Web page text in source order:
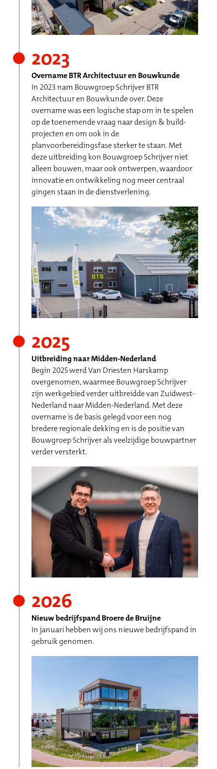
2023
Overname BTR Architectuur en Bouwkunde
In 2023 nam Bouwgroep Schrijver BTR
Architectuur en Bouwkunde over. Deze
overname was een logische stap om in te spelen
op de toenemende vraag naar design & build-
projecten en om ook in de
planvoorbereidingsfase sterker te staan. Met
deze uitbreiding kon Bouwgroep Schrijver niet
alleen bouwen, maar ook ontwerpen, waardoor
innovatie en ontwikkeling nog meer centraal
gingen staan in de dienstverlening.
2025
Uitbreiding naar Midden-Nederland
Begin 2025 werd Van Driesten Harskamp
overgenomen, waarmee Bouwgroep Schrijver
zijn werkgebied verder uitbreidde van Zuidwest-
Nederland naar Midden-Nederland. Met deze
overname is de basis gelegd voor een nog
bredere regionale dekking en is de positie van
Bouwgroep Schrijver als veelzijdige bouwpartner
verder versterkt.
2026
Nieuw bedrijfspand Broere de Bruijne
In januari hebben wij ons nieuwe bedrijfspand in
gebruik genomen.